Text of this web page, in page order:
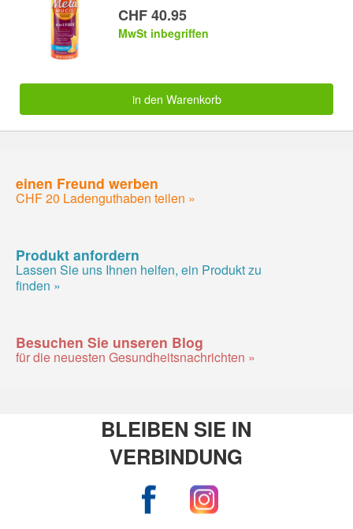
CHF 40.95
MwSt inbegriffen
in den Warenkorb
einen Freund werben
CHF 20 Ladenguthaben teilen »
Produkt anfordern
Lassen Sie uns Ihnen helfen, ein Produkt zu
finden »
Besuchen Sie unseren Blog
für die neuesten Gesundheitsnachrichten »
BLEIBEN SIE IN
VERBINDUNG